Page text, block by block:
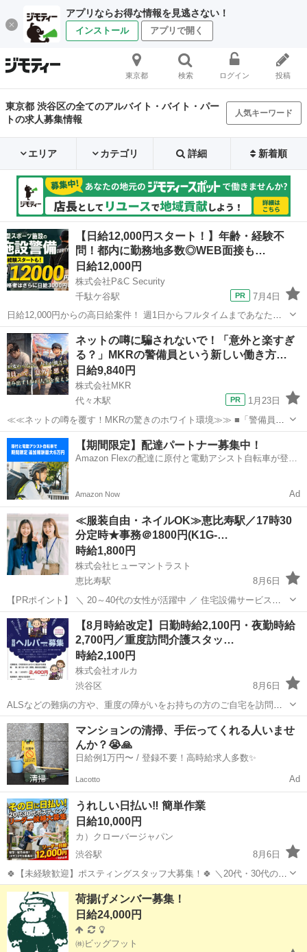
アプリならお得な情報を見逃さない！
インストール アプリで開く
東京都 検索 ログイン 投稿
東京都 渋谷区の全てのアルバイト・バイト・パー
トの求人募集情報
人気キーワード
エリア カテゴリ 詳細 新着順
【日給12,000円スタート！】年齢・経験不
問！都内に勤務地多数◎WEB面接も…
日給12,000円
株式会社P&C Security
千駄ケ谷駅
7月4日
日給12,000円からの高日給案件！ 週1日からフルタイムまであなたら
しく働けます◎ 都内に勤務地多数あります♪ ●月給24万円も可能！ 日
給12,000円の高日給で働きませんか？ 安定した収入を目指したい方に
もピッタリのお...
東京 渋谷区 千駄ケ谷駅 警備員
ネットの噂に騙されないで！「意外と楽すぎ
る？」MKRの警備員という新しい働き方…
日給9,840円
株式会社MKR
代々木駅
1月23日
≪≪ネットの噂を覆す！MKRの驚きのホワイト環境≫≫ ■「警備員＝
底辺」は嘘！ 10代～80代が自分らしく活躍中！ ■最短1時間で入
居！？ 家具家電・Wi-Fi完備の個室寮あり♪ ■「とりあえず」でOK！
人生を立て直す通過...
東京 渋谷区 代々木駅 警備員 MKR
【期間限定】配達パートナー募集中！
Amazon Flexの配達に原付と電動アシスト自転車が登
Amazon Now Ad
≪服装自由・ネイルOK≫恵比寿駅／17時30
分定時★事務＠1800円(K1G-…
時給1,800円
株式会社ヒューマントラスト
恵比寿駅
8月6日
【PRポイント】 ＼ 20～40代の女性が活躍中 ／ 住宅設備サービスで
事務staff募集！派遣スタッフさんも多数活躍中 ▼＜わたしらしく働け
る＞金髪ok！サンダルやジーンズなどもok！服装・ネイルも自由！ か
んたん来社不...
東京 渋谷区 恵比寿駅 一般事務 ヒューマントラスト
【8月時給改定】日勤時給2,100円・夜勤時給
2,700円／重度訪問介護スタッ…
時給2,100円
株式会社オルカ
渋谷区
8月6日
ALSなどの難病の方や、重度の障がいをお持ちの方のご自宅を訪問
し、安心してご自宅で生活を続けられるよう支援する重度訪問介護の
お仕事です。 【主な仕事内容】 ・身体介助（食事・入浴・排泄・着替
え） ・生活援助（調理・...
東京 渋谷区 ホームヘルパー スタッフ
マンションの清掃、手伝ってくれる人いませ
んか？😭🙏
日給例1万円〜 / 登録不要！高時給求人多数✨
Lacotto Ad
うれしい日払い‼ 簡単作業
日給10,000円
カ）クローバージャパン
渋谷駅
8月6日
🍀【未経験歓迎】ポスティングスタッフ大募集！🍀 ＼20代・30代のレ
ギュラースタッフ募集中✨ ━━🔍 こんな方にピッタリ！ ・元気に歩く
のが好き ・外で体を動かす仕事がしたい ・自由シフトでプライベート
も充実させ...
東京 渋谷区 渋谷駅 軽作業
荷揚げメンバー募集！
日給24,000円
㈱ビッグフット